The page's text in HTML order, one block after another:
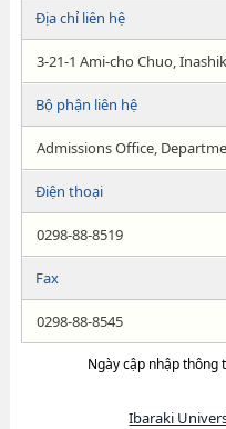
Địa chỉ liên hệ
3-21-1 Ami-cho Chuo,
Bộ phận liên hệ
Admissions Office,
Điện thoại
0298-88-8519
Fax
0298-88-8545
Ngày cập nhập thông
Ibaraki